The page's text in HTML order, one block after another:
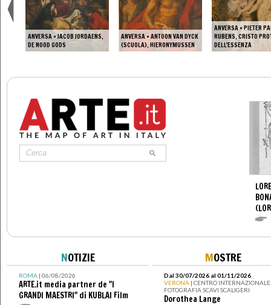
ANVERSA • JACOB JORDAENS,
DE NOOD GODS
ANVERSA • ANTOON VAN DYCK
(SCUOLA), HIERONYMUSSEN
ANVERSA • PIETER
RUBENS, CRISTO
DELL'ESSENZA
NOTIZIE
ROMA | 06/08/2026
ARTE.it media partner de "I
GRANDI MAESTRI" di KUBLAI Film
MOSTRE
Dal 30/07/2026 al 01/11/2026
VERONA | CENTRO
FOTOGRAFIA SCAVI SCALIGERI
Dorothea Lange